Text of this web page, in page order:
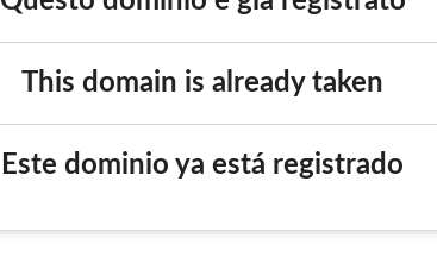
This domain is already taken
Este dominio ya está registrado